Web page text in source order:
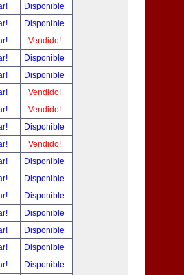
Disponible
Disponible
Vendido!
Disponible
Disponible
Vendido!
Vendido!
Disponible
Vendido!
Disponible
Disponible
Disponible
Disponible
Disponible
Disponible
Disponible